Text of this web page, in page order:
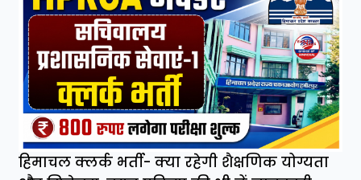
हिमाचल क्लर्क भर्ती- क्या रहेगी शैक्षणिक योग्यता